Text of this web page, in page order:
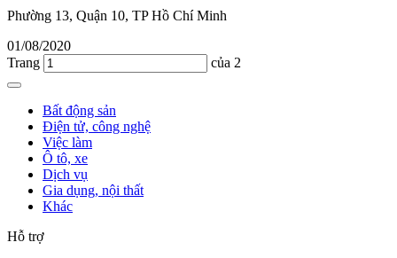
Phường 13, Quận 10, TP Hồ Chí Minh
01/08/2020
Trang
của 2
Bất động sản
Điện tử, công nghệ
Việc làm
Ô tô, xe
Dịch vụ
Gia dụng, nội thất
Khác
Hỗ trợ